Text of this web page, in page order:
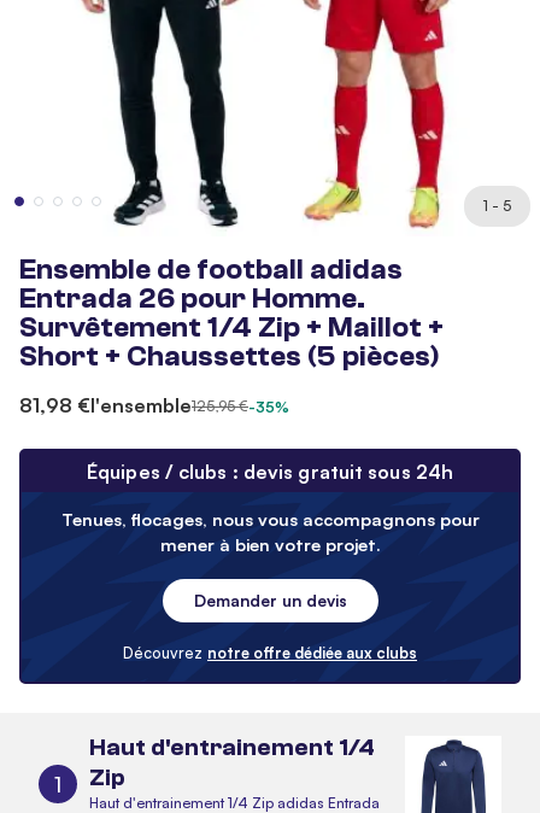
1 - 5
Ensemble de football adidas
Entrada 26 pour Homme.
Survêtement 1/4 Zip + Maillot +
Short + Chaussettes (5 pièces)
81,98 €l'ensemble125,95 €-35%
Équipes / clubs : devis gratuit sous 24h
Tenues, flocages, nous vous accompagnons pour
mener à bien votre projet.
Demander un devis
Découvrez notre offre dédiée aux clubs
1
Haut d'entrainement 1/4
Zip
Haut d'entrainement 1/4 Zip adidas Entrada